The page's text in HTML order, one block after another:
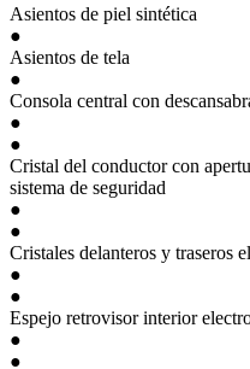
Asientos de piel sintética
●
Asientos de tela
●
Consola central con
●
●
Cristal del conductor con
sistema de seguridad
●
●
Cristales delanteros y traseros
●
●
Espejo retrovisor interior
●
●